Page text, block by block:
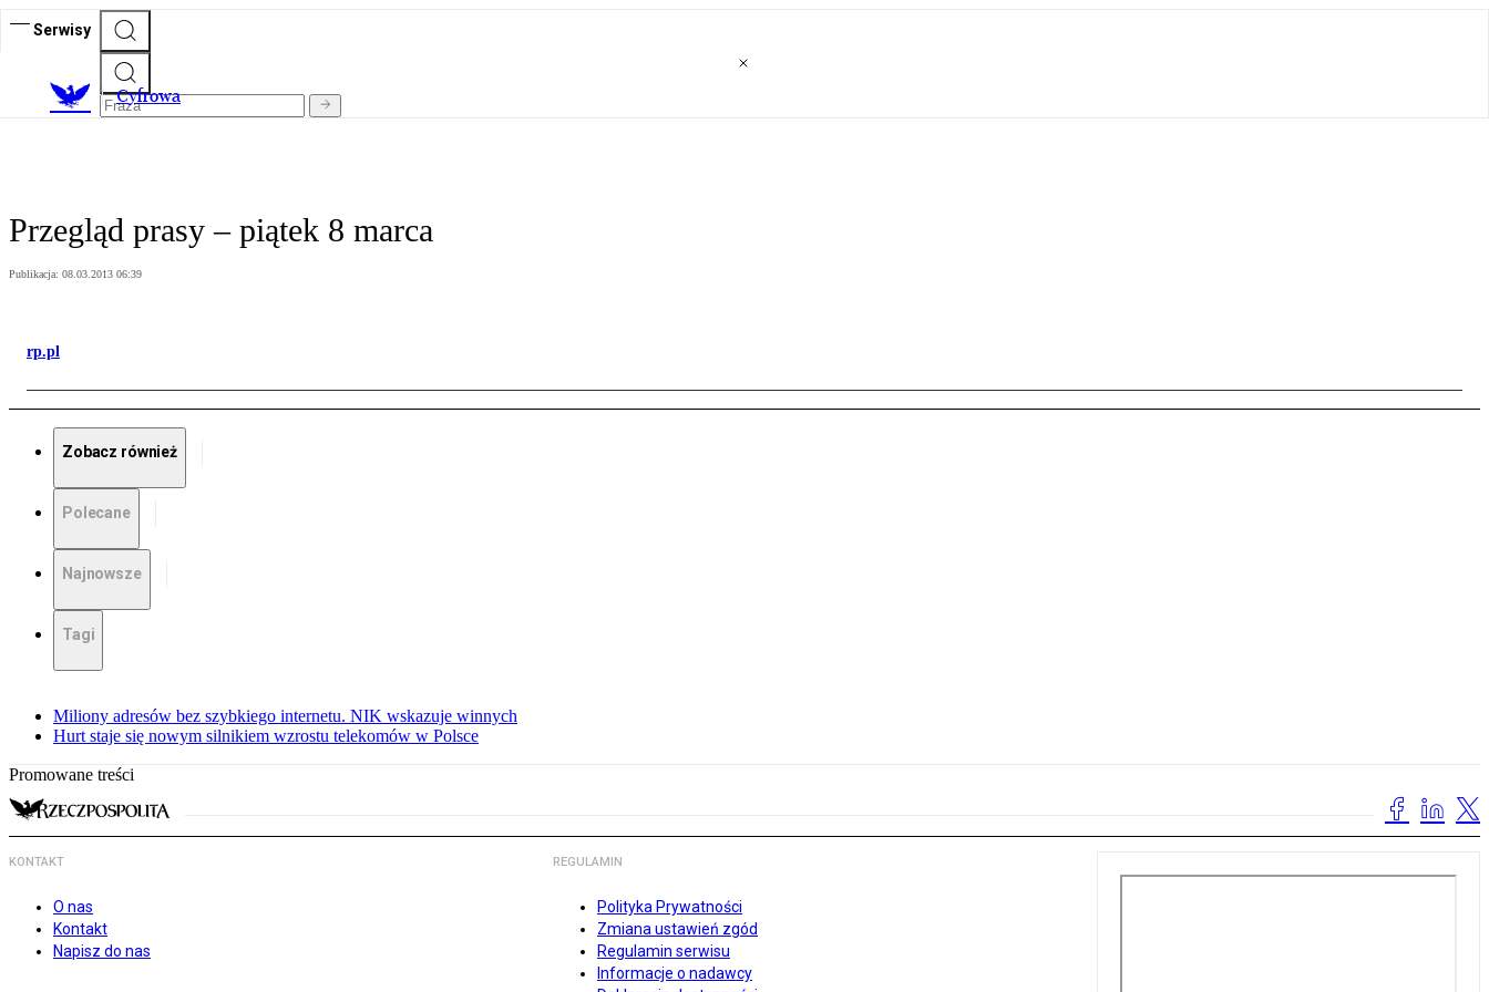
Serwisy
Cyfrowa
Przegląd prasy – piątek 8 marca
Publikacja: 08.03.2013 06:39
rp.pl
Zobacz również
Polecane
Najnowsze
Tagi
Miliony adresów bez szybkiego internetu. NIK wskazuje winnych
Hurt staje się nowym silnikiem wzrostu telekomów w Polsce
Promowane treści
KONTAKT
O nas
Kontakt
Napisz do nas
REGULAMIN
Polityka Prywatności
Zmiana ustawień zgód
Regulamin serwisu
Informacje o nadawcy